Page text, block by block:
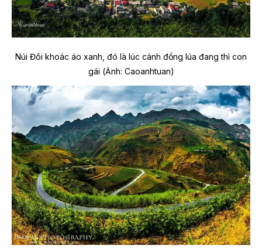
Núi Đôi khoác áo xanh, đó là lúc cánh đồng lúa đang thì con
gái (Ảnh: Caoanhtuan)